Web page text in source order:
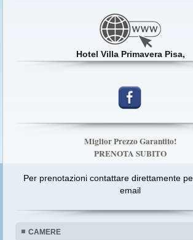
Hotel Villa Primavera Pisa,
Miglior Prezzo Garantito!
PRENOTA SUBITO
Per prenotazioni contattare direttamente
email
CAMERE